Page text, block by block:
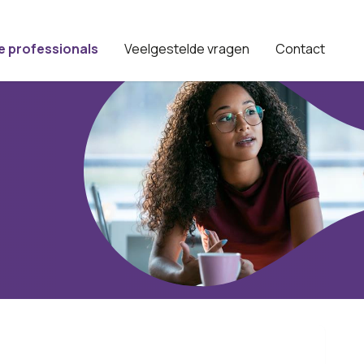
professionals Veelgestelde vragen Contact